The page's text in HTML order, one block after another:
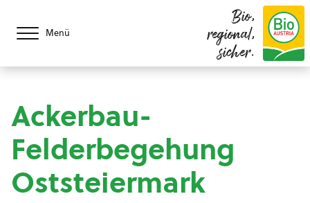
Menü
Bio,
regional,
sicher.
Ackerbau-
Felderbegehung
Oststeiermark